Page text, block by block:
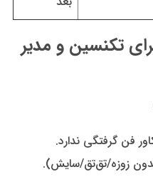
تکنسین و مدیر
فن گرفتگی ندارد.
زوزه/تق‌تق/سایش).